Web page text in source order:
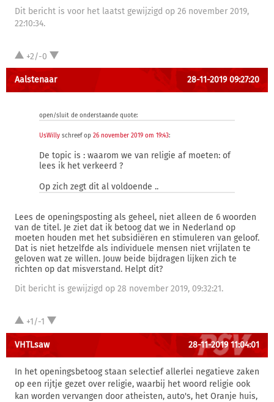
Dit bericht is voor het laatst gewijzigd op 26 november 2019,
22:10:34.
+2/-0
Aalstenaar 28-11-2019 09:27:20
open/sluit de onderstaande quote:
UsWilly schreef op 26 november 2019 om 19:43:
De topic is : waarom we van religie af moeten: of
lees ik het verkeerd ?
Op zich zegt dit al voldoende ..
Lees de openingsposting als geheel, niet alleen de 6 woorden
van de titel. Je ziet dat ik betoog dat we in Nederland op
moeten houden met het subsidiëren en stimuleren van geloof.
Dat is niet hetzelfde als individuele mensen niet vrijlaten te
geloven wat ze willen. Jouw beide bijdragen lijken zich te
richten op dat misverstand. Helpt dit?
Dit bericht is gewijzigd op 28 november 2019, 09:32:21.
+1/-1
VHTLsaw 28-11-2019 11:04:01
In het openingsbetoog staan selectief allerlei negatieve zaken
op een rijtje gezet over religie, waarbij het woord religie ook
kan worden vervangen door atheisten, auto's, het Oranje huis,